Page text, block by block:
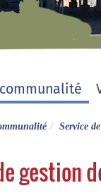
Service
gestion